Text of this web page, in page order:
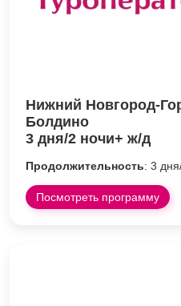
Нижний Новгород-
Болдино
3 дня/2 ночи+ ж/д
Продолжительность: 3
Посмотреть программу